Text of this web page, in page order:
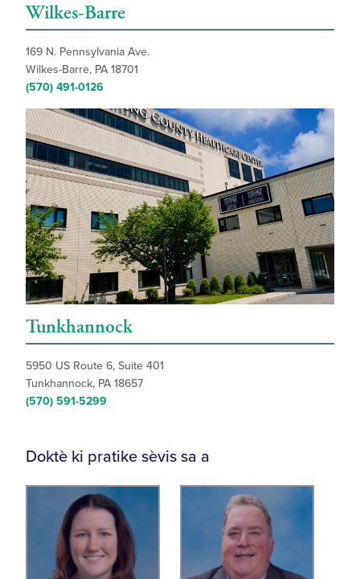
Wilkes-Barre
169 N. Pennsylvania Ave.
Wilkes-Barre, PA 18701
(570) 491-0126
Tunkhannock
5950 US Route 6, Suite 401
Tunkhannock, PA 18657
(570) 591-5299
Doktè ki pratike sèvis sa a